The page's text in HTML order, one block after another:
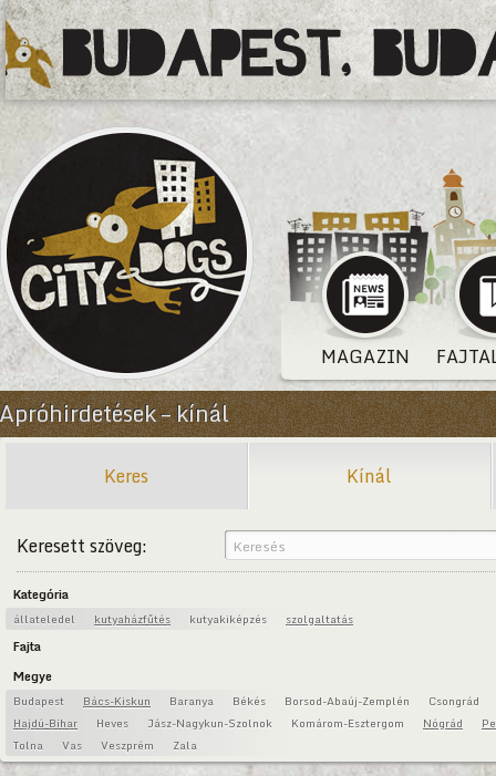
MAGAZIN
Apróhirdetések – kínál
Keres Kínál
Keresett szöveg:
Kategória
állateledel kutyaházfűtés kutyakiképzés szolgaltatás
Fajta
Megye
Budapest Bács-Kiskun Baranya Békés Borsod-Abaúj-Zemplén
Csongrád
Hajdú-Bihar
Heves Jász-Nagykun-Szolnok Komárom-Esztergom Nógrád
Tolna
Vas Veszprém Zala